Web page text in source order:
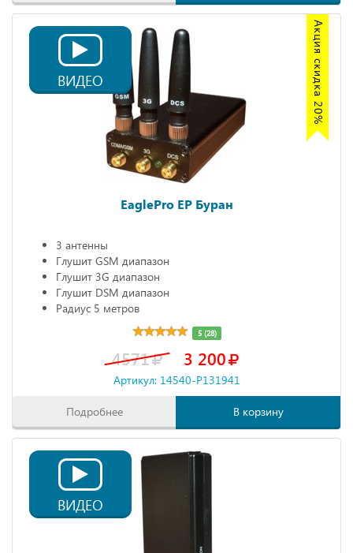
Акция скидка 20%
ВИДЕО
EaglePro EP Буран
3 антенны
Глушит GSM диапазон
Глушит 3G диапазон
Глушит DSM диапазон
Радиус 5 метров
5 (28)
4571 3 200
Артикул: 14540-P131941
Подробнее В корзину
ВИДЕО